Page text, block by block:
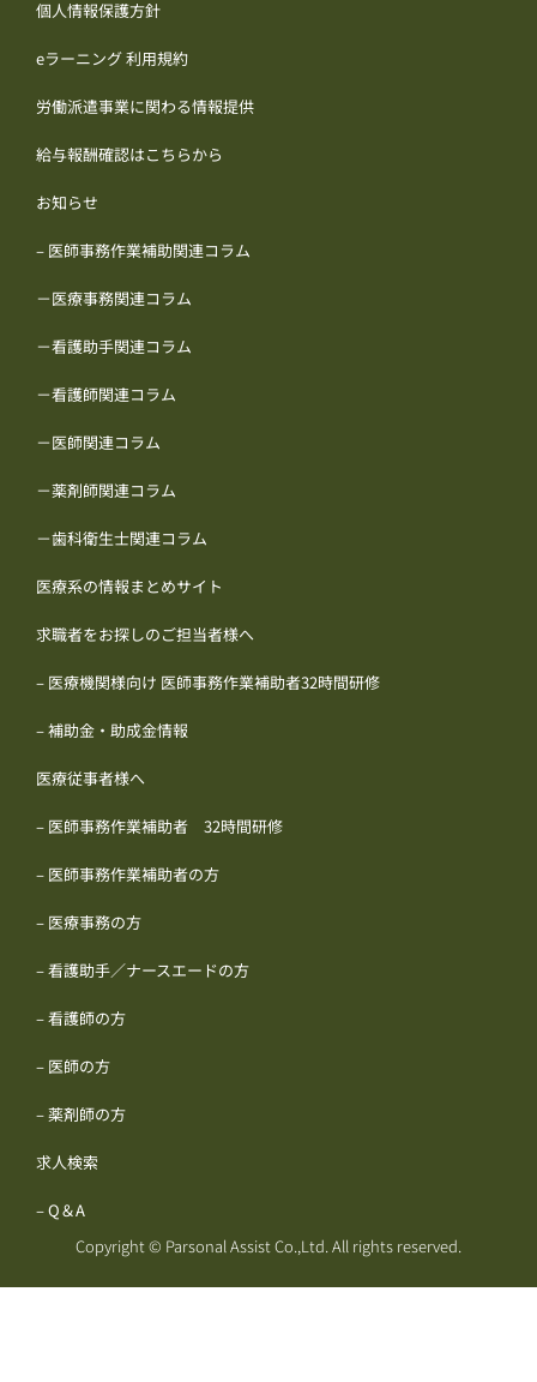
個人情報保護方針
eラーニング 利用規約
労働派遣事業に関わる情報提供
給与報酬確認はこちらから
お知らせ
– 医師事務作業補助関連コラム
－医療事務関連コラム
－看護助手関連コラム
－看護師関連コラム
－医師関連コラム
－薬剤師関連コラム
－歯科衛生士関連コラム
医療系の情報まとめサイト
求職者をお探しのご担当者様へ
– 医療機関様向け 医師事務作業補助者32時間研修
– 補助金・助成金情報
医療従事者様へ
– 医師事務作業補助者 32時間研修
– 医師事務作業補助者の方
– 医療事務の方
– 看護助手／ナースエードの方
– 看護師の方
– 医師の方
– 薬剤師の方
求人検索
– Q＆A
Copyright © Parsonal Assist Co.,Ltd. All rights reserved.